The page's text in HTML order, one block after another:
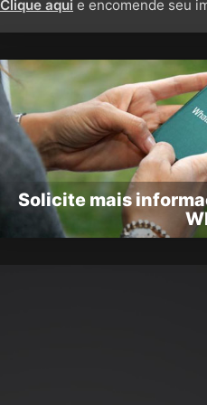
Clique aqui e encomende seu
Solicite mais